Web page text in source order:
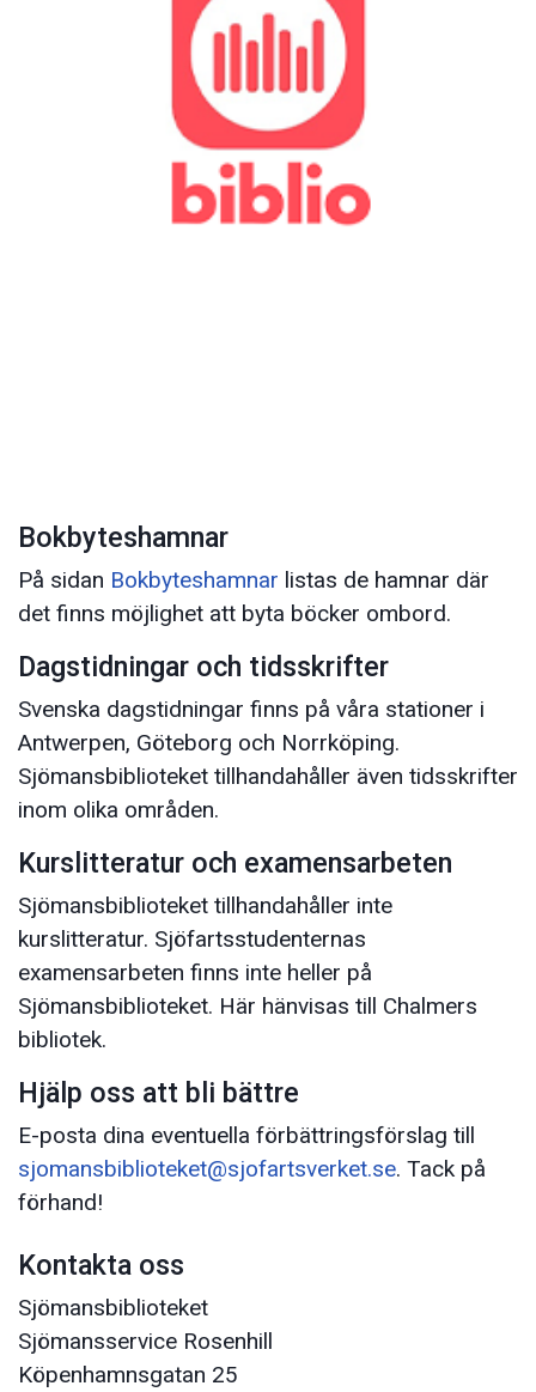
Bokbyteshamnar
På sidan Bokbyteshamnar listas de hamnar där
det finns möjlighet att byta böcker ombord.
Dagstidningar och tidsskrifter
Svenska dagstidningar finns på våra stationer i
Antwerpen, Göteborg och Norrköping.
Sjömansbiblioteket tillhandahåller även tidsskrifter
inom olika områden.
Kurslitteratur och examensarbeten
Sjömansbiblioteket tillhandahåller inte
kurslitteratur. Sjöfartsstudenternas
examensarbeten finns inte heller på
Sjömansbiblioteket. Här hänvisas till Chalmers
bibliotek.
Hjälp oss att bli bättre
E-posta dina eventuella förbättringsförslag till
sjomansbiblioteket@sjofartsverket.se. Tack på
förhand!
Kontakta oss
Sjömansbiblioteket
Sjömansservice Rosenhill
Köpenhamnsgatan 25